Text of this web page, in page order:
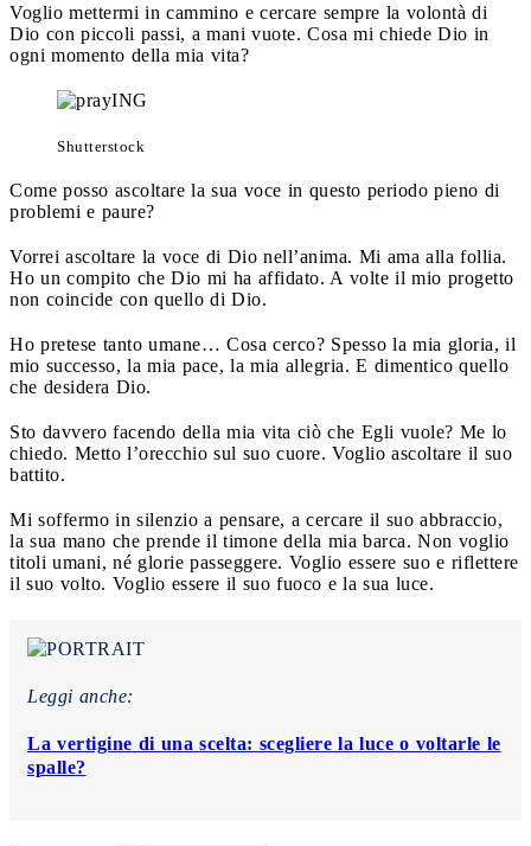
Voglio mettermi in cammino e cercare sempre la volontà di
Dio con piccoli passi, a mani vuote. Cosa mi chiede Dio in
ogni momento della mia vita?
Shutterstock
Come posso ascoltare la sua voce in questo periodo pieno di
problemi e paure?
Vorrei ascoltare la voce di Dio nell’anima. Mi ama alla follia.
Ho un compito che Dio mi ha affidato. A volte il mio progetto
non coincide con quello di Dio.
Ho pretese tanto umane… Cosa cerco? Spesso la mia gloria, il
mio successo, la mia pace, la mia allegria. E dimentico quello
che desidera Dio.
Sto davvero facendo della mia vita ciò che Egli vuole? Me lo
chiedo. Metto l’orecchio sul suo cuore. Voglio ascoltare il suo
battito.
Mi soffermo in silenzio a pensare, a cercare il suo abbraccio,
la sua mano che prende il timone della mia barca. Non voglio
titoli umani, né glorie passeggere. Voglio essere suo e riflettere
il suo volto. Voglio essere il suo fuoco e la sua luce.
Leggi anche:
La vertigine di una scelta: scegliere la luce o voltarle le
spalle?